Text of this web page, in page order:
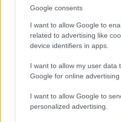
Google consents
I want to allow Google to
related to advertising like
device identifiers in apps.
I want to allow my user data
Google for online advertising
I want to allow Google to
personalized advertising.
ΔΙΕΘΝΗ
01/08/2026 - 19:23